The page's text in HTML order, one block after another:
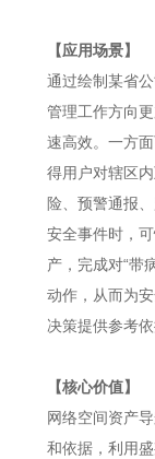
【应用场景】
通过绘制某省
管理工作方向
速高效。一方
得用户对辖区
险、预警通报
安全事件时，
产，完成对“带
动作，从而为
决策提供参考依
【核心价值】
网络空间资产
和依据，利用